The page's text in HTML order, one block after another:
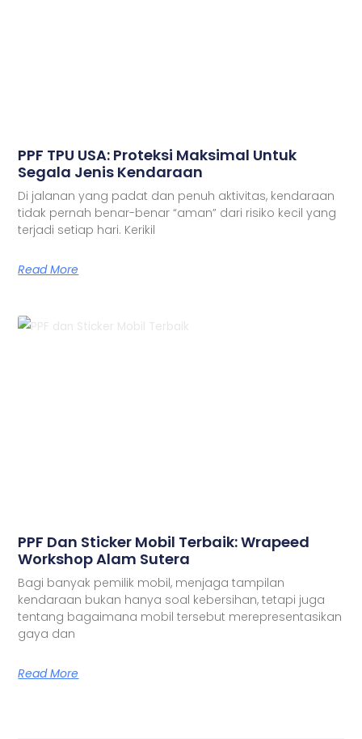
PPF TPU USA: Proteksi Maksimal Untuk
Segala Jenis Kendaraan
Di jalanan yang padat dan penuh aktivitas, kendaraan
tidak pernah benar-benar “aman” dari risiko kecil yang
terjadi setiap hari. Kerikil
Read More
PPF Dan Sticker Mobil Terbaik: Wrapeed
Workshop Alam Sutera
Bagi banyak pemilik mobil, menjaga tampilan
kendaraan bukan hanya soal kebersihan, tetapi juga
tentang bagaimana mobil tersebut merepresentasikan
gaya dan
Read More